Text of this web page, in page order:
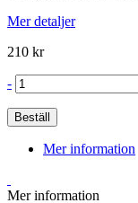
Mer detaljer
210 kr
-
Beställ
Mer information
Mer information